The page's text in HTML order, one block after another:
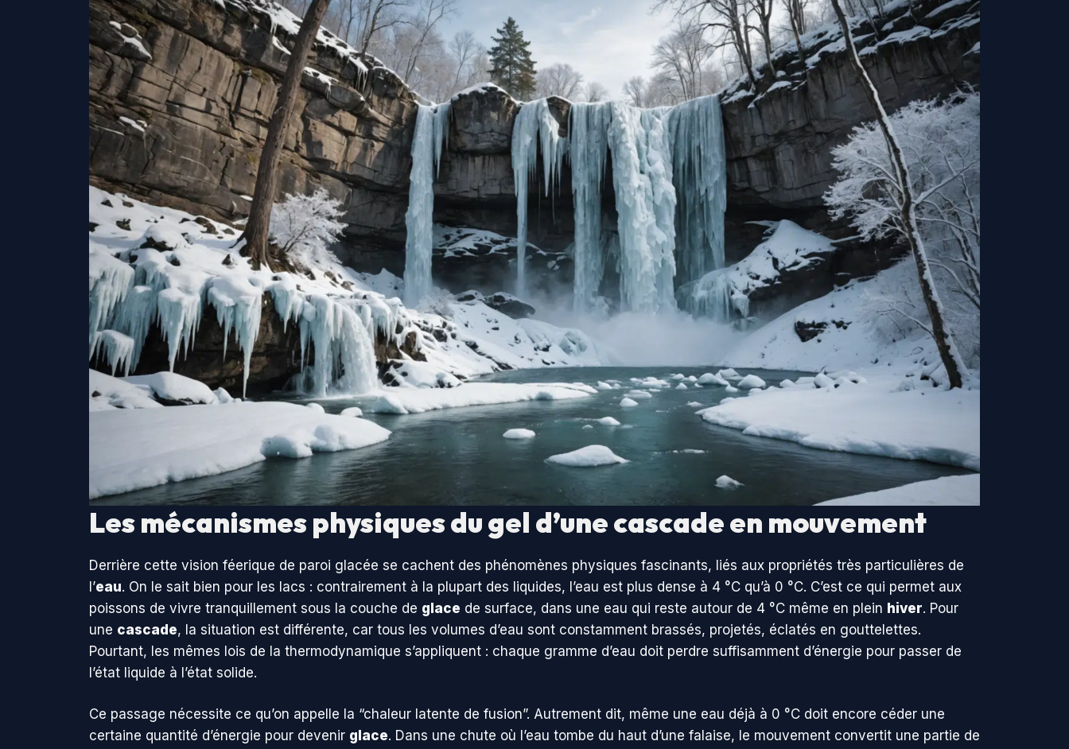
Les mécanismes physiques du gel d’une cascade en mouvement
Derrière cette vision féerique de paroi glacée se cachent des phénomènes physiques fascinants, liés aux propriétés très particulières de
l’eau. On le sait bien pour les lacs : contrairement à la plupart des liquides, l’eau est plus dense à 4 °C qu’à 0 °C. C’est ce qui permet aux
poissons de vivre tranquillement sous la couche de glace de surface, dans une eau qui reste autour de 4 °C même en plein hiver. Pour
une cascade, la situation est différente, car tous les volumes d’eau sont constamment brassés, projetés, éclatés en gouttelettes.
Pourtant, les mêmes lois de la thermodynamique s’appliquent : chaque gramme d’eau doit perdre suffisamment d’énergie pour passer de
l’état liquide à l’état solide.
Ce passage nécessite ce qu’on appelle la “chaleur latente de fusion”. Autrement dit, même une eau déjà à 0 °C doit encore céder une
certaine quantité d’énergie pour devenir glace. Dans une chute où l’eau tombe du haut d’une falaise, le mouvement convertit une partie de